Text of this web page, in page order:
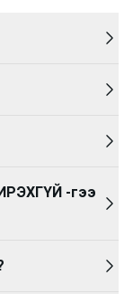
-гээ